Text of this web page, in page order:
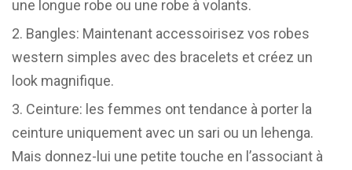
une longue robe ou une robe à volants.
Bangles: Maintenant accessoirisez vos robes
western simples avec des bracelets et créez un
look magnifique.
Ceinture: les femmes ont tendance à porter la
ceinture uniquement avec un sari ou un lehenga.
Mais donnez-lui une petite touche en l’associant à